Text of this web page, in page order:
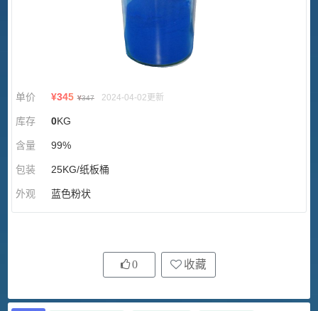
单价 ¥345 ¥347 2024-04-02更新
库存 0KG
含量 99%
包装 25KG/纸板桶
外观 蓝色粉状
0 收藏